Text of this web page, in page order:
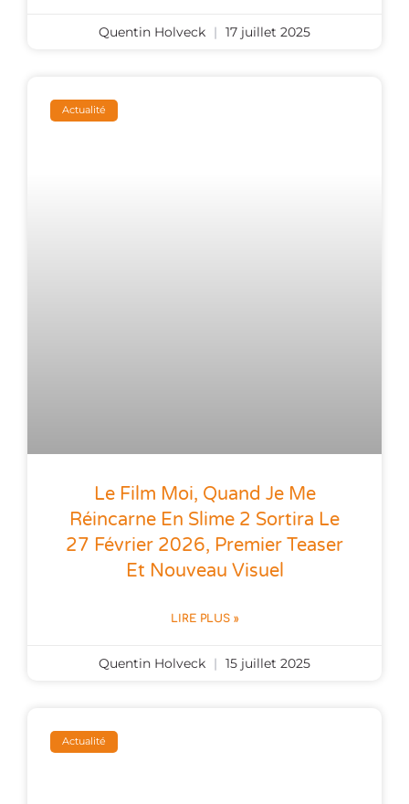
Quentin Holveck 17 juillet 2025
Actualité
Le Film Moi, Quand Je Me
Réincarne En Slime 2 Sortira Le
27 Février 2026, Premier Teaser
Et Nouveau Visuel
LIRE PLUS »
Quentin Holveck 15 juillet 2025
Actualité